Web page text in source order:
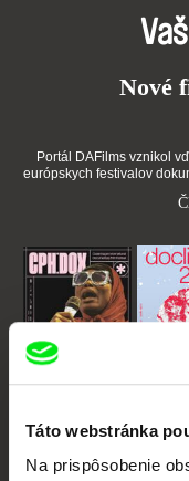
Táto webstránka
Na prispôsobenie
Nové
Portál DAFilms vznikol
európskych festivalov